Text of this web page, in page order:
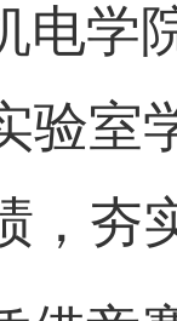
电学
验室
，夯